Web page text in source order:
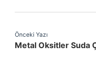
Önceki Yazı
Metal Oksitler Suda